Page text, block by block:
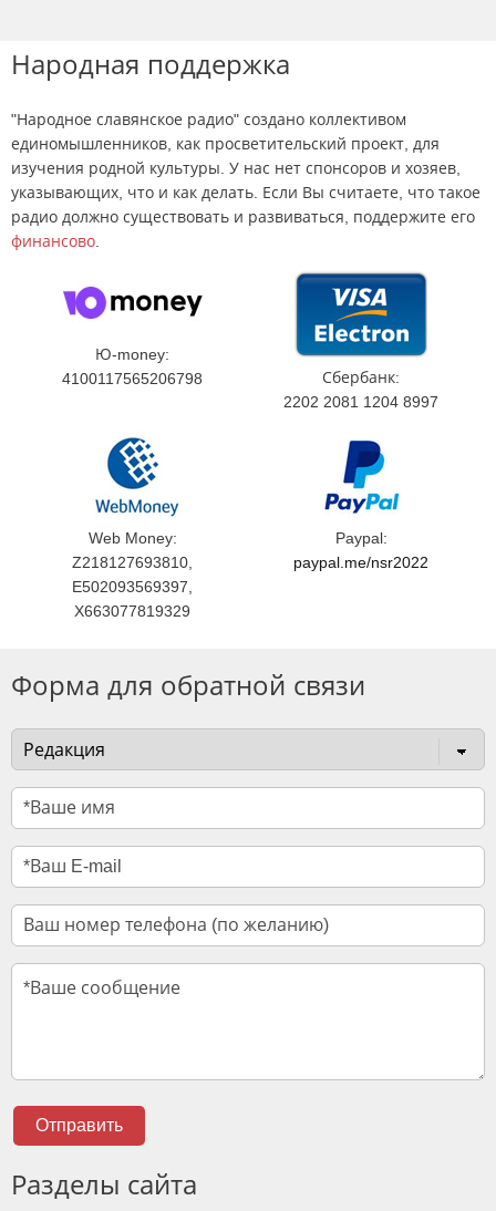
Народная поддержка
"Народное славянское радио" создано коллективом
единомышленников, как просветительский проект, для
изучения родной культуры. У нас нет спонсоров и хозяев,
указывающих, что и как делать. Если Вы считаете, что такое
радио должно существовать и развиваться, поддержите его
финансово.
Ю-money:
4100117565206798
Сбербанк:
2202 2081 1204 8997
Web Money:
Z218127693810,
E502093569397,
X663077819329
Paypal:
paypal.me/nsr2022
Форма для обратной связи
Отправить
Разделы сайта